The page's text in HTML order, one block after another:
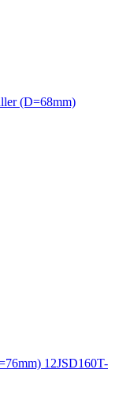
(D=68mm)
12JSD160T-